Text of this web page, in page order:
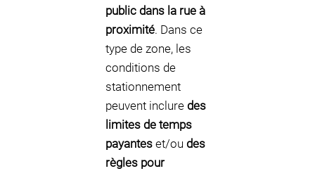
public dans la rue à
proximité. Dans ce
type de zone, les
conditions de
stationnement
peuvent inclure des
limites de temps
payantes et/ou des
règles pour